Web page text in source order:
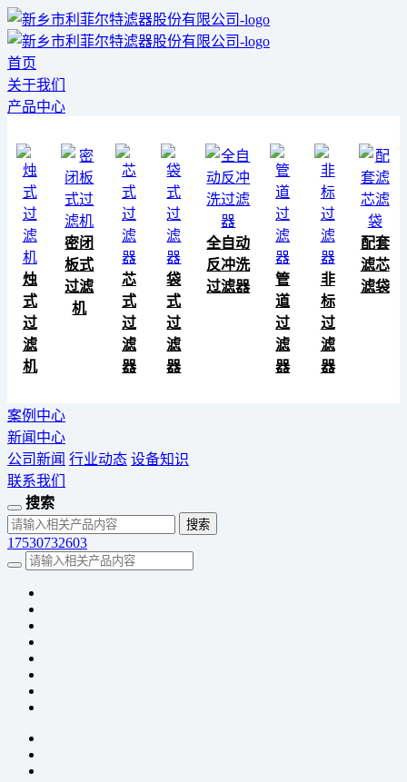
首页
关于我们
产品中心
烛
式
过
滤
机
密闭
板式
过滤
机
芯
式
过
滤
器
袋
式
过
滤
器
全自动
反冲洗
过滤器
管
道
过
滤
器
非
标
过
滤
器
配套
滤芯
滤袋
案例中心
新闻中心
公司新闻 行业动态 设备知识
联系我们
搜索
17530732603